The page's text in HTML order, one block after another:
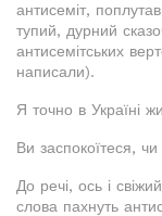
антисеміт,
тупий, дурний
антисемітських
написали).
Я точно в Україні
Ви заспокоїтеся, чи
До речі, ось і
слова пахнуть